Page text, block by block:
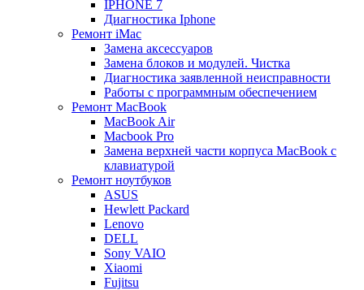
IPHONE 7
Диагностика Iphone
Ремонт iMac
Замена аксессуаров
Замена блоков и модулей. Чистка
Диагностика заявленной неисправности
Работы с программным обеспечением
Ремонт MacBook
MacBook Air
Macbook Pro
Замена верхней части корпуса MacBook с
клавиатурой
Ремонт ноутбуков
ASUS
Hewlett Packard
Lenovo
DELL
Sony VAIO
Xiaomi
Fujitsu